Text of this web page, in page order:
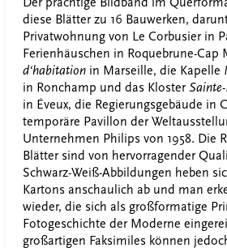
diese Blätter zu 16 Bauwerken,
Privatwohnung von Le Corbusier in
Ferienhäuschen in Roquebrune-Cap
d‘habitation in Marseille, die Kapelle
in Ronchamp und das Kloster
in Éveux, die Regierungsgebäude in
temporäre Pavillon der
Unternehmen Philips von 1958. Die
Blätter sind von hervorragender
Schwarz-Weiß-Abbildungen heben
Kartons anschaulich ab und man
wieder, die sich als großformatige
Fotogeschichte der Moderne
großartigen Faksimiles können